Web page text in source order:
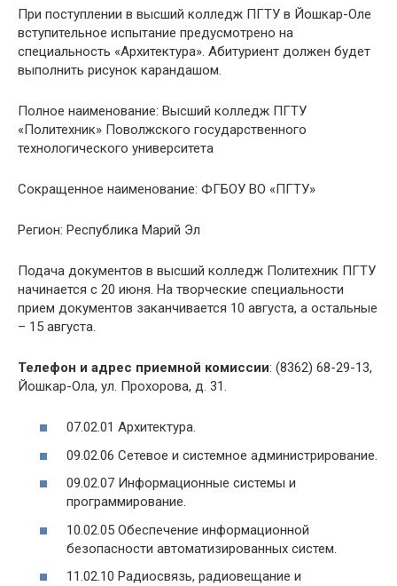
При поступлении в высший колледж ПГТУ в Йошкар-Оле
вступительное испытание предусмотрено на
специальность «Архитектура». Абитуриент должен будет
выполнить рисунок карандашом.
Полное наименование: Высший колледж ПГТУ
«Политехник» Поволжского государственного
технологического университета
Сокращенное наименование: ФГБОУ ВО «ПГТУ»
Регион: Республика Марий Эл
Подача документов в высший колледж Политехник ПГТУ
начинается с 20 июня. На творческие специальности
прием документов заканчивается 10 августа, а остальные
– 15 августа.
Телефон и адрес приемной комиссии: (8362) 68-29-13,
Йошкар-Ола, ул. Прохорова, д. 31.
07.02.01 Архитектура.
09.02.06 Сетевое и системное администрирование.
09.02.07 Информационные системы и
программирование.
10.02.05 Обеспечение информационной
безопасности автоматизированных систем.
11.02.10 Радиосвязь, радиовещание и